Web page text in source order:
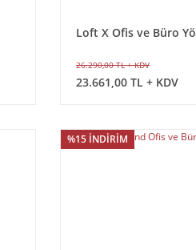
Loft X Ofis ve Büro
26.290,00 TL + KDV
23.661,00 TL + KDV
%15 İNDİRİM